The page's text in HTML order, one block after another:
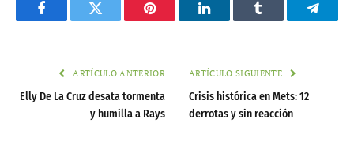
FacebookTwitter Pinterest LinkedInTumblr
ARTÍCULO ANTERIOR
Elly De La Cruz desata tormenta
y humilla a Rays
ARTÍCULO SIGUIENTE
Crisis histórica en Mets: 12
derrotas y sin reacción